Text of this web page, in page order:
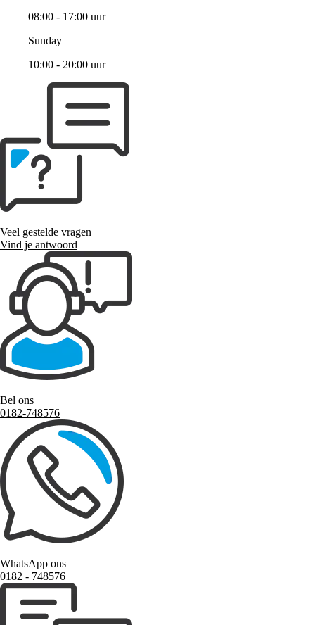
08:00 - 17:00 uur
Sunday
10:00 - 20:00 uur
Veel gestelde vragen
Vind je antwoord
Bel ons
0182-748576
WhatsApp ons
0182 ‑ 748576